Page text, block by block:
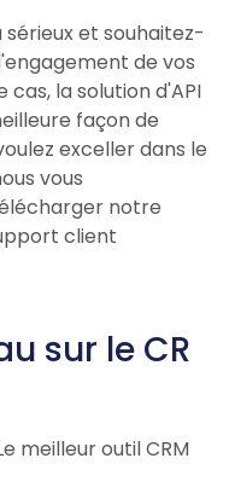
et souhaitez-
de vos
la solution d'API
façon de
exceller dans le
vous
notre
client
sur le CR
meilleur outil CRM